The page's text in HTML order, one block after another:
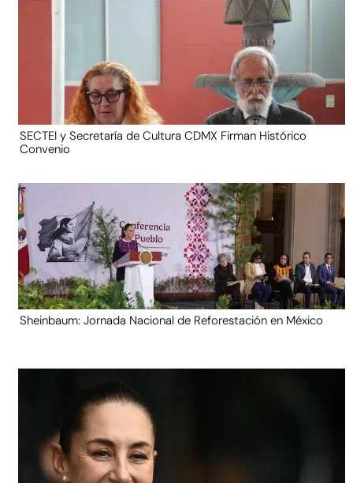
SECTEI y Secretaría de Cultura CDMX Firman Histórico
Convenio
Sheinbaum: Jornada Nacional de Reforestación en México